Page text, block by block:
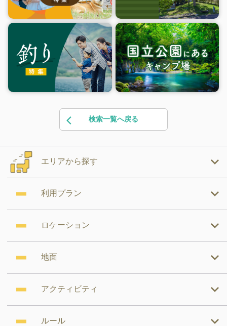
検索一覧へ戻る
エリアから探す
利用プラン
ロケーション
地面
アクティビティ
ルール